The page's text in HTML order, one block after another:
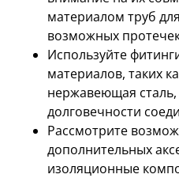
материалом труб
возможных
Используйте
материалов, таких
нержавеющая сталь,
долговечности
Рассмотрите
дополнительных
изоляционные